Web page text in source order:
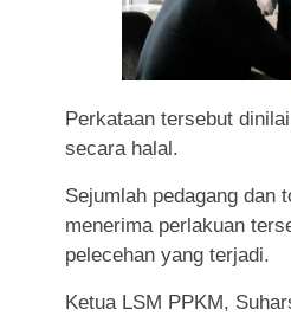
Perkataan tersebut
secara halal.
Sejumlah pedagang dan
menerima perlakuan
pelecehan yang terjadi.
Ketua LSM PPKM,